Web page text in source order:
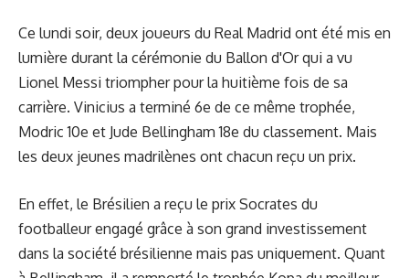
Ce lundi soir, deux joueurs du Real Madrid ont été mis en
lumière durant la cérémonie du Ballon d'Or qui a vu
Lionel Messi triompher pour la huitième fois de sa
carrière. Vinicius a terminé 6e de ce même trophée,
Modric 10e et Jude Bellingham 18e du classement. Mais
les deux jeunes madrilènes ont chacun reçu un prix.
En effet, le Brésilien a reçu le prix Socrates du
footballeur engagé grâce à son grand investissement
dans la société brésilienne mais pas uniquement. Quant